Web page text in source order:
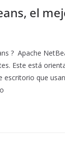
el
? Apache
Este está
escritorio que